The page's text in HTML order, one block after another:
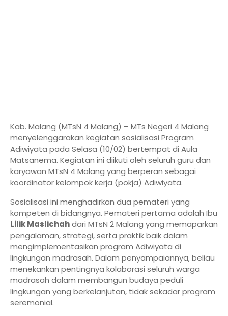
Kab. Malang (MTsN 4 Malang) – MTs Negeri 4 Malang
menyelenggarakan kegiatan sosialisasi Program
Adiwiyata pada Selasa (10/02) bertempat di Aula
Matsanema. Kegiatan ini diikuti oleh seluruh guru dan
karyawan MTsN 4 Malang yang berperan sebagai
koordinator kelompok kerja (pokja) Adiwiyata.
Sosialisasi ini menghadirkan dua pemateri yang
kompeten di bidangnya. Pemateri pertama adalah Ibu
Lilik Maslichahdari MTsN 2 Malang yang memaparkan
pengalaman, strategi, serta praktik baik dalam
mengimplementasikan program Adiwiyata di
lingkungan madrasah. Dalam penyampaiannya, beliau
menekankan pentingnya kolaborasi seluruh warga
madrasah dalam membangun budaya peduli
lingkungan yang berkelanjutan, tidak sekadar program
seremonial.